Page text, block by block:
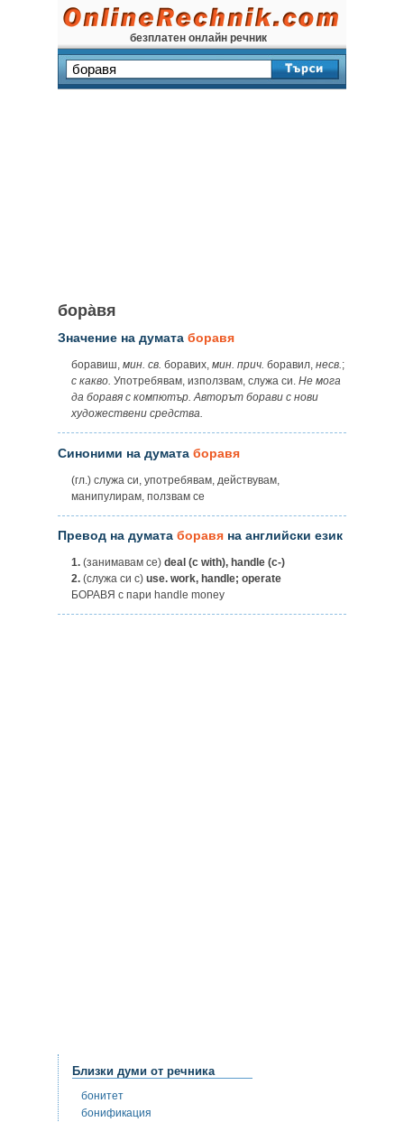
безплатен онлайн речник
бора̀вя
Значение на думата боравя
боравиш, мин. св. боравих, мин. прич. боравил, несв.;
с какво. Употребявам, използвам, служа си. Не мога
да боравя с компютър. Авторът борави с нови
художествени средства.
Синоними на думата боравя
(гл.) служа си, употребявам, действувам,
манипулирам, ползвам се
Превод на думата боравя на английски език
1. (занимавам се) deal (c with), handle (с-)
2. (служа си с) use. work, handle; operate
БОРАВЯ с пари handle money
Близки думи от речника
бонитет
бонификация